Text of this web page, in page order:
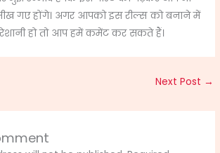
गए होंगे। अगर आपको इस रील्स को बनाने में
हो तो आप हमें कमेंट कर सकते हैं।
Next Post →